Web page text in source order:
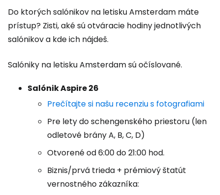
Do ktorých salónikov na letisku Amsterdam máte
prístup? Zisti, aké sú otváracie hodiny jednotlivých
salónikov a kde ich nájdeš.
Salóniky na letisku Amsterdam sú očíslované.
Salónik Aspire 26
Prečítajte si našu recenziu s fotografiami
Pre lety do schengenského priestoru (len
odletové brány A, B, C, D)
Otvorené od 6:00 do 21:00 hod.
Biznis/prvá trieda + prémiový štatút
vernostného zákazníka: